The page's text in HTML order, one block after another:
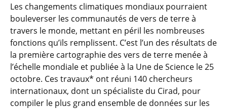
Les changements climatiques mondiaux pourraient
bouleverser les communautés de vers de terre à
travers le monde, mettant en péril les nombreuses
fonctions qu’ils remplissent. C’est l’un des résultats de
la première cartographie des vers de terre menée à
l’échelle mondiale et publiée à la Une de Science le 25
octobre. Ces travaux* ont réuni 140 chercheurs
internationaux, dont un spécialiste du Cirad, pour
compiler le plus grand ensemble de données sur les